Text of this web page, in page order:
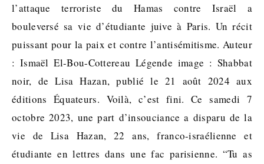
l’attaque terroriste du Hamas contre Israël a
bouleversé sa vie d’étudiante juive à Paris. Un récit
puissant pour la paix et contre l’antisémitisme. Auteur
: Ismaël El-Bou-Cottereau Légende image : Shabbat
noir, de Lisa Hazan, publié le 21 août 2024 aux
éditions Équateurs. Voilà, c’est fini. Ce samedi 7
octobre 2023, une part d’insouciance a disparu de la
vie de Lisa Hazan, 22 ans, franco-israélienne et
étudiante en lettres dans une fac parisienne. “Tu as